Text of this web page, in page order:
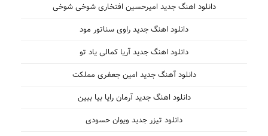
دانلود اهنگ جدید امیرحسین افتخاری شوخی شوخی
دانلود اهنگ جدید راوی سناتور مود
دانلود اهنگ جدید آریا کمالی یاد تو
دانلود آهنگ جدید امین جعفری مملکت
دانلود اهنگ جدید آرمان رایا بیا ببین
دانلود تیزر جدید ویوان حسودی